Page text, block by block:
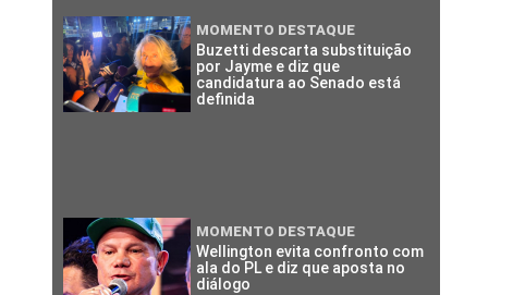
MOMENTO DESTAQUE
Buzetti descarta substituição
por Jayme e diz que
candidatura ao Senado está
definida
MOMENTO DESTAQUE
Wellington evita confronto com
ala do PL e diz que aposta no
diálogo